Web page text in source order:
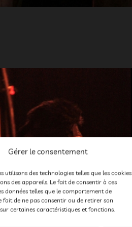
Gérer le consentement
utilisons des technologies telles que les cookies
des appareils. Le fait de consentir à ces
données telles que le comportement de
fait de ne pas consentir ou de retirer son
certaines caractéristiques et fonctions.